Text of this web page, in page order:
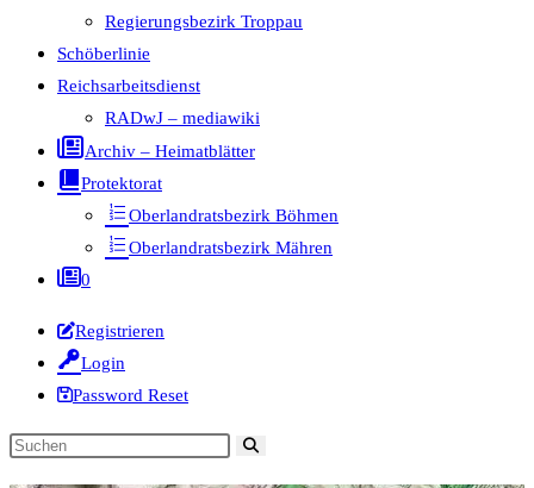
Regierungsbezirk Troppau
Schöberlinie
Reichsarbeitsdienst
RADwJ – mediawiki
Archiv – Heimatblätter
Protektorat
Oberlandratsbezirk Böhmen
Oberlandratsbezirk Mähren
0
Registrieren
Login
Password Reset
Diese